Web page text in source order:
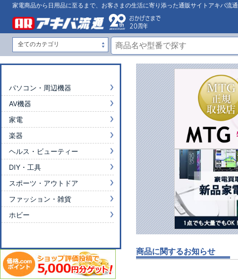
家電商品から日用品に至るまで、お客さまの生活に寄り添った通販サイトアキバ流通
商品に関するお知らせ
パソコン・周辺機器
AV機器
家電
楽器
ヘルス・ビューティー
DIY・工具
スポーツ・アウトドア
ファッション・雑貨
ホビー